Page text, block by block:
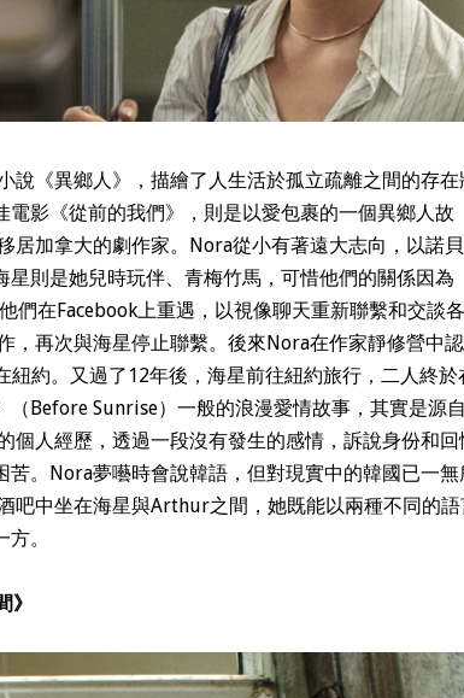
說《異鄉人》，描繪了人生活於孤立疏離之間的存在
影《從前的我們》，則是以愛包裹的一個異鄉人故
居加拿大的劇作家。Nora從小有著遠大志向，以諾
則是她兒時玩伴、青梅竹馬，可惜他們的關係因為
們在Facebook上重遇，以視像聊天重新聯繫和交談各
，再次與海星停止聯繫。後來Nora在作家靜修營中
約。又過了12年後，海星前往紐約旅行，二人終於
Before Sunrise）一般的浪漫愛情故事，其實是源自
個人經歷，透過一段沒有發生的感情，訴說身份和回
苦。Nora夢囈時會說韓語，但對現實中的韓國已一無
吧中坐在海星與Arthur之間，她既能以兩種不同的
。